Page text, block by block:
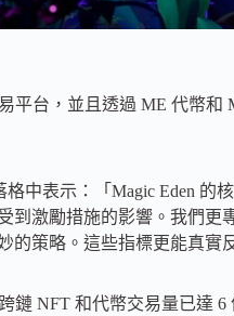
平台，並且透過 ME 代幣
格中表示：「Magic Eden
到激勵措施的影響。我們
的策略。這些指標更能真實
鏈 NFT 和代幣交易量已達